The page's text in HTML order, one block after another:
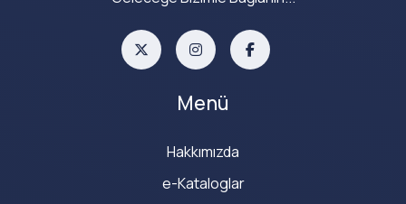
Menü
Hakkımızda
e-Kataloglar